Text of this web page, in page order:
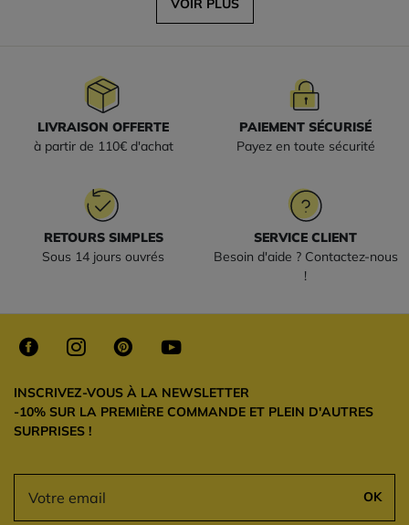
VOIR PLUS
LIVRAISON OFFERTE
à partir de 110€ d'achat
PAIEMENT SÉCURISÉ
Payez en toute sécurité
RETOURS SIMPLES
Sous 14 jours ouvrés
SERVICE CLIENT
Besoin d'aide ? Contactez-nous
!
INSCRIVEZ-VOUS À LA NEWSLETTER
-10% SUR LA PREMIÈRE COMMANDE ET PLEIN D'AUTRES
SURPRISES !
OK